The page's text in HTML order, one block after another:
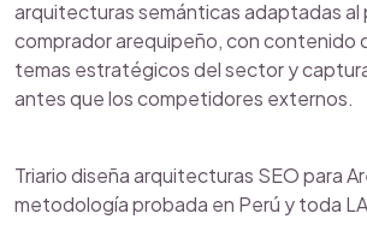
arquitecturas semánticas adaptadas al
comprador arequipeño, con contenido
temas estratégicos del sector y
antes que los competidores externos.
Triario diseña arquitecturas SEO para
metodología probada en Perú y toda